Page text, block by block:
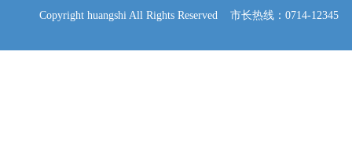
Copyright huangshi All Rights Reserved 市长热线：0714-12345